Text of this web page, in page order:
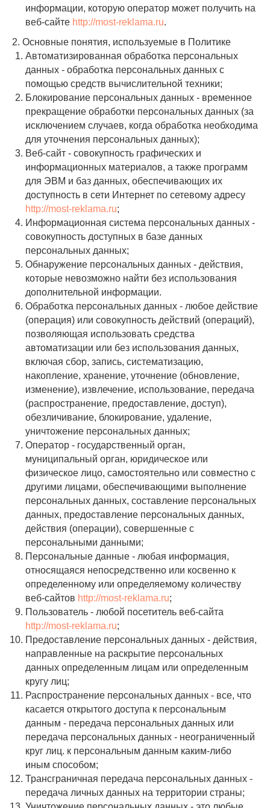
информации, которую оператор может получить на
веб-сайте http://most-reklama.ru.
2. Основные понятия, используемые в Политике
Автоматизированная обработка персональных
данных - обработка персональных данных с
помощью средств вычислительной техники;
Блокирование персональных данных - временное
прекращение обработки персональных данных (за
исключением случаев, когда обработка необходима
для уточнения персональных данных);
Веб-сайт - совокупность графических и
информационных материалов, а также программ
для ЭВМ и баз данных, обеспечивающих их
доступность в сети Интернет по сетевому адресу
http://most-reklama.ru;
Информационная система персональных данных -
совокупность доступных в базе данных
персональных данных;
Обнаружение персональных данных - действия,
которые невозможно найти без использования
дополнительной информации.
Обработка персональных данных - любое действие
(операция) или совокупность действий (операций),
позволяющая использовать средства
автоматизации или без использования данных,
включая сбор, запись, систематизацию,
накопление, хранение, уточнение (обновление,
изменение), извлечение, использование, передача
(распространение, предоставление, доступ),
обезличивание, блокирование, удаление,
уничтожение персональных данных;
Оператор - государственный орган,
муниципальный орган, юридическое или
физическое лицо, самостоятельно или совместно с
другими лицами, обеспечивающими выполнение
персональных данных, составление персональных
данных, предоставление персональных данных,
действия (операции), совершенные с
персональными данными;
Персональные данные - любая информация,
относящаяся непосредственно или косвенно к
определенному или определяемому количеству
веб-сайтов http://most-reklama.ru;
Пользователь - любой посетитель веб-сайта
http://most-reklama.ru;
Предоставление персональных данных - действия,
направленные на раскрытие персональных
данных определенным лицам или определенным
кругу лиц;
Распространение персональных данных - все, что
касается открытого доступа к персональным
данным - передача персональных данных или
передача персональных данных - неограниченный
круг лиц. к персональным данным каким-либо
иным способом;
Трансграничная передача персональных данных -
передача личных данных на территории страны;